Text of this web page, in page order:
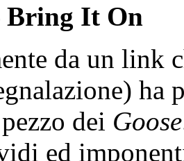
Bring It On
da un link
ha
dei Goose
ed